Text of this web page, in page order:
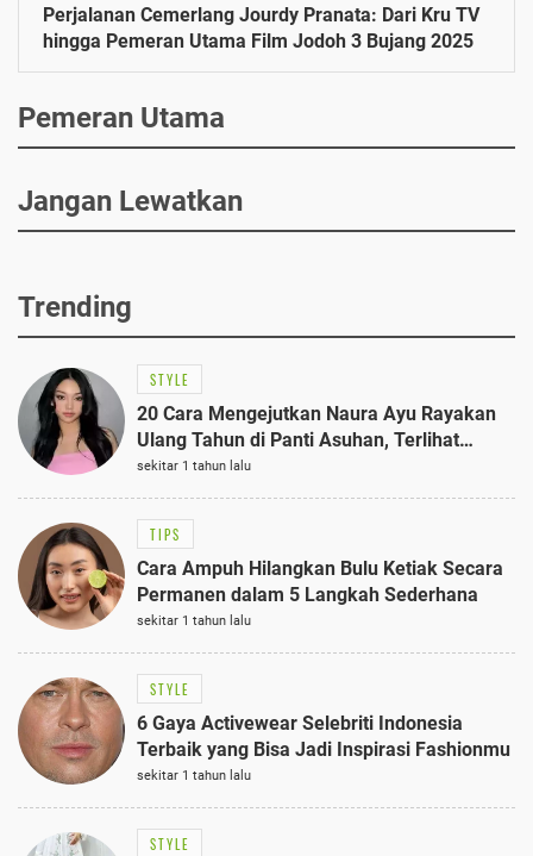
Perjalanan Cemerlang Jourdy Pranata: Dari Kru TV
hingga Pemeran Utama Film Jodoh 3 Bujang 2025
Pemeran Utama
Jangan Lewatkan
Trending
STYLE
20 Cara Mengejutkan Naura Ayu Rayakan
Ulang Tahun di Panti Asuhan, Terlihat
Anggun dengan Kaftan Cokelat
sekitar 1 tahun lalu
TIPS
Cara Ampuh Hilangkan Bulu Ketiak Secara
Permanen dalam 5 Langkah Sederhana
sekitar 1 tahun lalu
STYLE
6 Gaya Activewear Selebriti Indonesia
Terbaik yang Bisa Jadi Inspirasi Fashionmu
sekitar 1 tahun lalu
STYLE